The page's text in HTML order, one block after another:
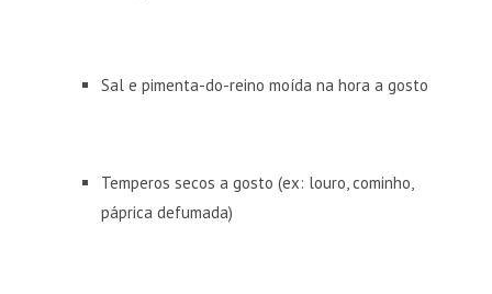
Sal e pimenta-do-reino moída na hora a gosto
Temperos secos a gosto (ex: louro, cominho,
páprica defumada)